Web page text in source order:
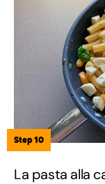
Step 10
La pasta alla